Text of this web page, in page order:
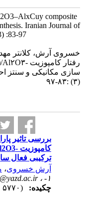
composite
Iranian Journal of
:83-97
خسروی آرش، کلانتر مهدی.
بررسی تاثیر
ترکیبی فعال
آرش خسروی،
چکیده: